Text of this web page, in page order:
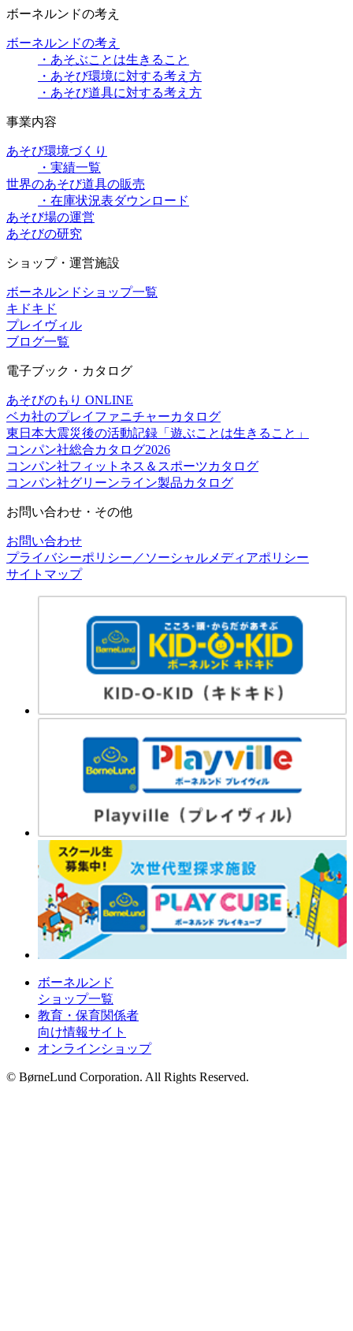
ボーネルンドの考え
ボーネルンドの考え
・あそぶことは生きること
・あそび環境に対する考え方
・あそび道具に対する考え方
事業内容
あそび環境づくり
・実績一覧
世界のあそび道具の販売
・在庫状況表ダウンロード
あそび場の運営
あそびの研究
ショップ・運営施設
ボーネルンドショップ一覧
キドキド
プレイヴィル
ブログ一覧
電子ブック・カタログ
あそびのもり ONLINE
ベカ社のプレイファニチャーカタログ
東日本大震災後の活動記録「遊ぶことは生きること」
コンパン社総合カタログ2026
コンパン社フィットネス＆スポーツカタログ
コンパン社グリーンライン製品カタログ
お問い合わせ・その他
お問い合わせ
プライバシーポリシー／ソーシャルメディアポリシー
サイトマップ
ボーネルンド
ショップ一覧
教育・保育関係者
向け情報サイト
オンラインショップ
© BørneLund Corporation. All Rights Reserved.